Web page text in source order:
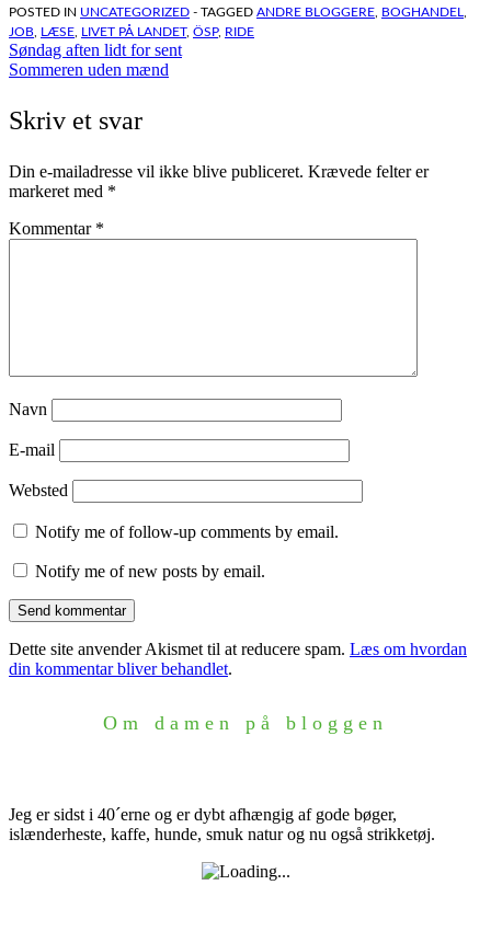
POSTED IN UNCATEGORIZED - TAGGED ANDRE BLOGGERE BOGHANDEL
JOB LÆSE LIVET PÅ LANDET, ÖSP, RIDE
Indlægsnavigation
Søndag aften lidt for sent
Sommeren uden mænd
Skriv et svar
Din e-mailadresse vil ikke blive publiceret. Krævede felter er
markeret med *
Kommentar *
Navn
E-mail
Websted
Notify me of follow-up comments by email.
Notify me of new posts by email.
Dette site anvender Akismet til at reducere spam. Læs om hvordan
din kommentar bliver behandlet.
Om damen på bloggen
Jeg er sidst i 40´erne og er dybt afhængig af gode bøger,
islænderheste, kaffe, hunde, smuk natur og nu også strikketøj.